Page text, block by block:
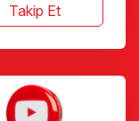
Takip Et